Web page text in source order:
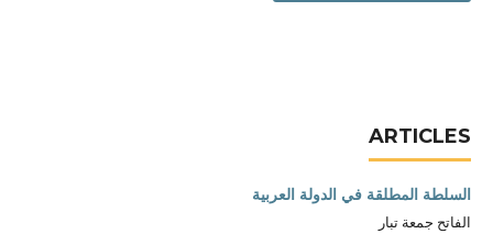
ARTICLES
السلطة المطلقة في الدولة العربية
الفاتح جمعة تبار